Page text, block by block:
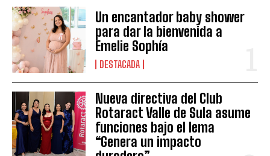
Un encantador baby shower
para dar la bienvenida a
Emelie Sophía
DESTACADA
Nueva directiva del Club
Rotaract Valle de Sula asume
funciones bajo el lema
“Genera un impacto